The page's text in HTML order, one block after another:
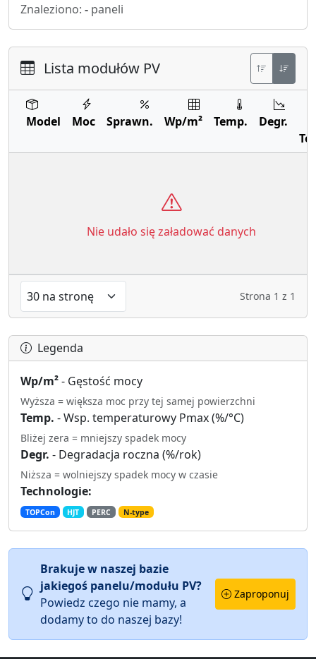
Znaleziono: - paneli
Lista modułów PV
Model Moc Sprawn. Wp/m² Temp.
Degr.
Nie udało się załadować danych
Strona 1 z 1
Legenda
Wp/m²- Gęstość mocy
Wyższa = większa moc przy tej samej powierzchni
Temp. - Wsp. temperaturowy Pmax (%/°C)
Bliżej zera = mniejszy spadek mocy
Degr. - Degradacja roczna (%/rok)
Niższa = wolniejszy spadek mocy w czasie
Technologie:
TOPCon HJT PERC N-type
Brakuje w naszej bazie
jakiegoś panelu/modułu PV?
Powiedz czego nie mamy, a
dodamy to do naszej bazy!
Zaproponuj